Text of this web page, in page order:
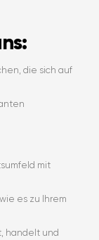
die sich auf
mit
es zu Ihrem
handelt und